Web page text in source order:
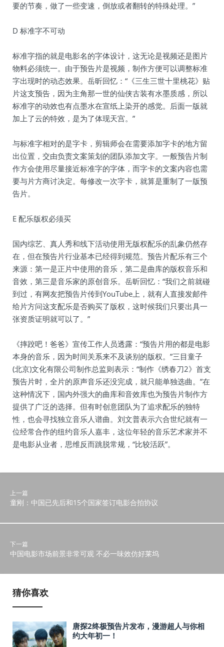
要的节奏，做了一些变速，倒放或者翻转的特殊处理。”
D 标准字不可动
标准字指的就是电影名的字体设计，这无论是视频还是图片
物料必须统一。由于预告片是视频，制作方便可以调整标准
字出现时的动态效果。岳昕回忆：“《三生三世十里桃花》贴
片这支预告，因为主角那一世的仙侠古装有水墨质感，所以
标准字的动效也有点墨水在宣纸上染开的感觉。后面一版就
加上了云的特效，是为了体现天宫。”
与标准字相对的是字卡，剪辑师会在需要添加字卡的地方留
出位置，交由负责文案策划的团队添加文字。一般预告片制
作方会使用尽量接近标准字的字体，而字卡的文案内容也需
要与片方商讨决定。每修改一次字卡，就算是重制了一版预
告片。
E 配乐版权必须买
国内综艺、真人秀和线下活动使用无版权配乐的乱象仍然存
在，但在预告片行业基本已经得到规范。预告片配乐有三个
来源：第一是正片中使用的音乐，第二是曲库的版权音乐和
音效，第三是音乐家的原创音乐。岳昕回忆：“我们之前就碰
到过，有网友把预告片传到YouTube上，就有人直接发邮件
给片方问这支配乐是否购买了版权，这时候我们只要出具一
张资质证明就可以了。”
《摔跤吧！爸爸》宣传工作人员透露：“预告片用的都是电影
本身的音乐，因为时间关系来不及谈别的版权。”三目童子
(北京)文化有限公司制作总监则表示：“制作《绣春刀2》首支
预告片时，全片的原声音乐还没完成，就只能单独选曲。”在
这种情况下，国内外强大的曲库和音效库也为预告片制作方
提供了广泛的选择。但有时创意团队为了追求配乐的独特
性，也会寻找独立音乐人谱曲。刘文普表示六合世纪就有一
位经常合作的纽约音乐人嘉丰，这位年轻的音乐艺术家并不
是电影从业者，思维反而跳脱常规，“比较活跃”。
上一篇
童刚：中国已先后和15个国家签订电影合拍协议
下一篇
中国电影市场前景非常可观 不必一味效仿好莱坞
猜你喜欢
唐探2终极预告片发布，漫游超人与你相
约大年初一！